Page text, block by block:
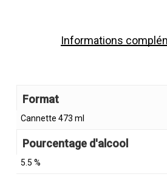
Informations
Format
Cannette 473 ml
Pourcentage d'alcool
5.5 %